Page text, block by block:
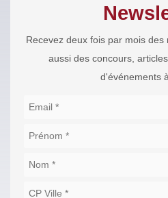
Recevez deux fois par mois
aussi des concours,
d'événements à